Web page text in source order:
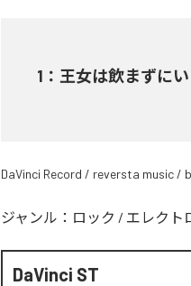
1 ： 王女は飲まずに
DaVinci Record / reversta music /
ジャンル： ロック / エレクト
DaVinci ST